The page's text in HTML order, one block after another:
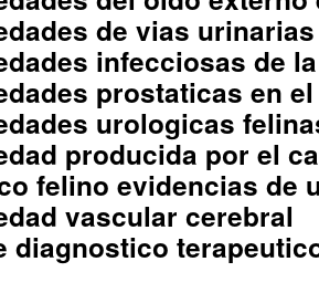
de vias
infecciosas de
prostaticas en
urologicas
producida por el
felino evidencias de
vascular cerebral
diagnostico